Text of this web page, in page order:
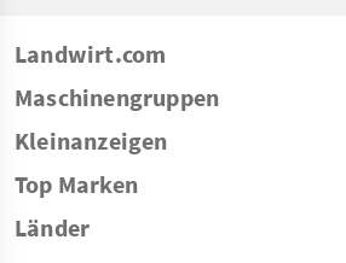
Landwirt.com
Maschinengruppen
Kleinanzeigen
Top Marken
Länder